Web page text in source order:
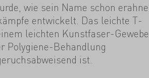
wie sein Name schon
entwickelt. Das leichte T-
leichten Kunstfaser-Gewebe
Polygiene-Behandlung
ist.